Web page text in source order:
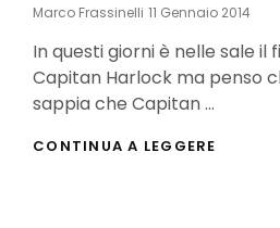
Marco Frassinelli Posted
11 Gennaio 2014
In questi giorni è nelle sale il
Capitan Harlock ma penso
sappia che Capitan …
CONTINUA A LEGGERE